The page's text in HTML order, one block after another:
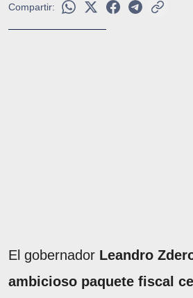
Compartir:
El gobernador Leandro
ambicioso paquete fiscal